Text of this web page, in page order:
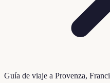
Guía de viaje a Provenza,